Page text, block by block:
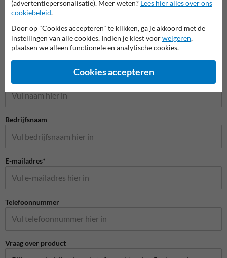
Stel je vraag aan Aanrijdbeveiliging.nl
Bedrijfsnaam
E-mailadres*
Telefoonnummer
Vraag over product
(advertentiepersonalisatie). Meer weten? Lees hier alles over ons
cookiebeleid.
Door op "Cookies accepteren" te klikken, ga je akkoord met de
instellingen van alle cookies. Indien je kiest voorweigeren,
plaatsen we alleen functionele en analytische cookies.
Cookies accepteren